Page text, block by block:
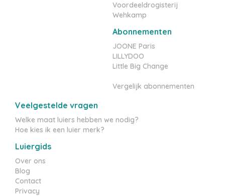
Voordeeldrogisterij
Wehkamp
Abonnementen
JOONE Paris
LILLYDOO
Little Big Change
Vergelijk abonnementen
Veelgestelde vragen
Welke maat luiers hebben we nodig?
Hoe kies ik een luier merk?
Luiergids
Over ons
Blog
Contact
Privacy